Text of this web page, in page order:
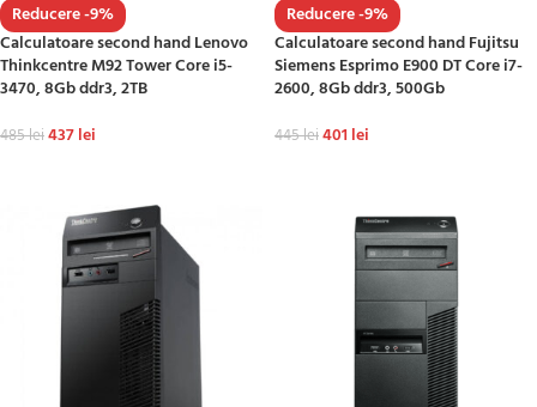
Reducere -9%
Calculatoare second hand Lenovo
Thinkcentre M92 Tower Core i5-
3470, 8Gb ddr3, 2TB
485lei437lei
Reducere -9%
Calculatoare second hand Fujitsu
Siemens Esprimo E900 DT Core i7-
2600, 8Gb ddr3, 500Gb
445lei401 lei